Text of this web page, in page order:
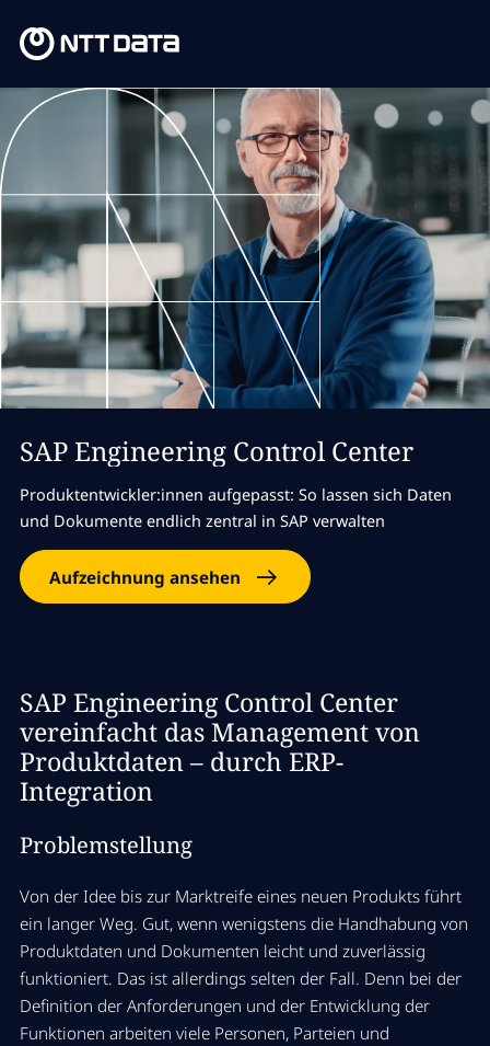
SAP Engineering Control Center
Produktentwickler:innen aufgepasst: So lassen sich Daten
und Dokumente endlich zentral in SAP verwalten
Aufzeichnung ansehen
SAP Engineering Control Center
vereinfacht das Management von
Produktdaten – durch ERP-
Integration
Problemstellung
Von der Idee bis zur Marktreife eines neuen Produkts führt
ein langer Weg. Gut, wenn wenigstens die Handhabung von
Produktdaten und Dokumenten leicht und zuverlässig
funktioniert. Das ist allerdings selten der Fall. Denn bei der
Definition der Anforderungen und der Entwicklung der
Funktionen arbeiten viele Personen, Parteien und